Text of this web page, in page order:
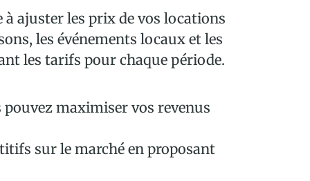
ajuster les prix de vos locations
les événements locaux et les
les tarifs pour chaque période.
maximiser vos revenus
sur le marché en proposant